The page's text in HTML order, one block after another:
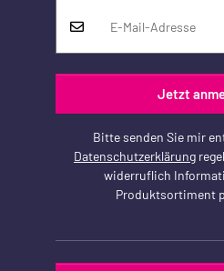
Jetzt
Bitte senden Sie mir
Datenschutzerklärung
widerruflich
Produktsortiment